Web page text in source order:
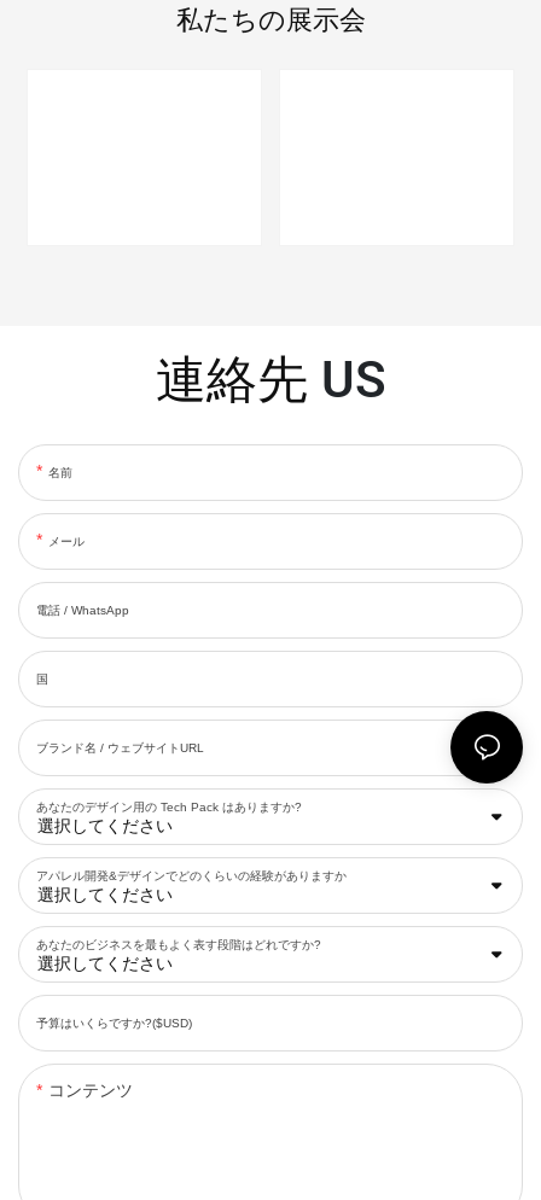
私たちの展示会
連絡先 US
名前
メール
電話 / WhatsApp
国
ブランド名 / ウェブサイトURL
あなたのデザイン用の Tech Pack はありますか?
アパレル開発&デザインでどのくらいの経験がありますか
あなたのビジネスを最もよく表す段階はどれですか?
予算はいくらですか?($USD)
コンテンツ